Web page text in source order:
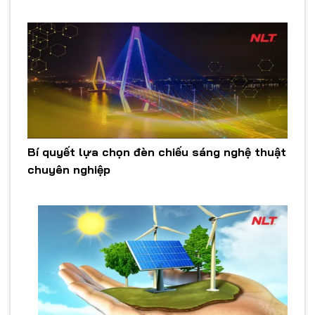
Bí quyết lựa chọn đèn chiếu sáng nghệ thuật
chuyên nghiệp